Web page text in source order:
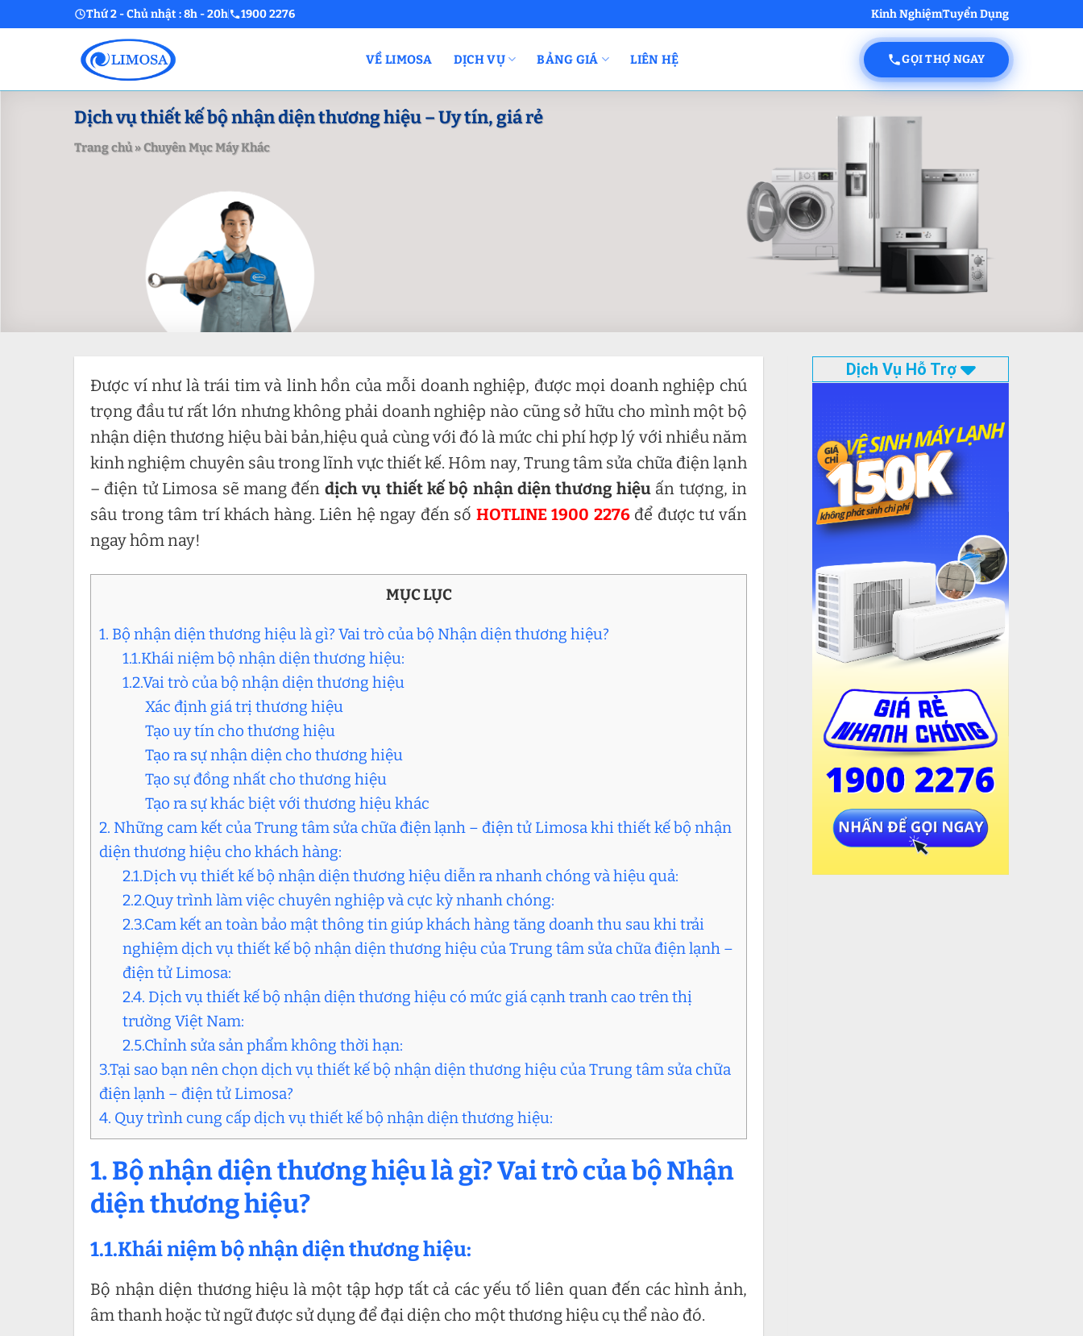
to
Thứ 2 - Chủ nhật : 8h - 20h 1900 2276 Kinh NghiệmTuyển Dụng
VỀ LIMOSA DỊCH VỤ BẢNG GIÁ LIÊN HỆ GỌI THỢ NGAY
Dịch vụ thiết kế bộ nhận diện thương hiệu – Uy tín, giá rẻ
Trang chủ»Chuyên Mục Máy Khác
Được ví như là trái tim và linh hồn của mỗi doanh nghiệp, được mọi doanh nghiệp chú
trọng đầu tư rất lớn nhưng không phải doanh nghiệp nào cũng sở hữu cho mình một bộ
nhận diện thương hiệu bài bản,hiệu quả cùng với đó là mức chi phí hợp lý với nhiều năm
kinh nghiệm chuyên sâu trong lĩnh vực thiết kế. Hôm nay, Trung tâm sửa chữa điện lạnh
– điện tử Limosa sẽ mang đến dịch vụ thiết kế bộ nhận diện thương hiệuấn tượng, in
sâu trong tâm trí khách hàng. Liên hệ ngay đến số HOTLINE 1900 2276để được tư vấn
ngay hôm nay!
MỤC LỤC
1. Bộ nhận diện thương hiệu là gì? Vai trò của bộ Nhận diện thương hiệu?
1.1.Khái niệm bộ nhận diện thương hiệu:
1.2.Vai trò của bộ nhận diện thương hiệu
Xác định giá trị thương hiệu
Tạo uy tín cho thương hiệu
Tạo ra sự nhận diện cho thương hiệu
Tạo sự đồng nhất cho thương hiệu
Tạo ra sự khác biệt với thương hiệu khác
2. Những cam kết của Trung tâm sửa chữa điện lạnh – điện tử Limosa khi thiết kế bộ nhận
diện thương hiệu cho khách hàng:
2.1.Dịch vụ thiết kế bộ nhận diện thương hiệu diễn ra nhanh chóng và hiệu quả:
2.2.Quy trình làm việc chuyên nghiệp và cực kỳ nhanh chóng:
2.3.Cam kết an toàn bảo mật thông tin giúp khách hàng tăng doanh thu sau khi trải
nghiệm dịch vụ thiết kế bộ nhận diện thương hiệu của Trung tâm sửa chữa điện lạnh –
điện tử Limosa:
2.4. Dịch vụ thiết kế bộ nhận diện thương hiệu có mức giá cạnh tranh cao trên thị
trường Việt Nam:
2.5.Chỉnh sửa sản phẩm không thời hạn:
3.Tại sao bạn nên chọn dịch vụ thiết kế bộ nhận diện thương hiệu của Trung tâm sửa chữa
điện lạnh – điện tử Limosa?
4. Quy trình cung cấp dịch vụ thiết kế bộ nhận diện thương hiệu:
1. Bộ nhận diện thương hiệu là gì? Vai trò của bộ Nhận
diện thương hiệu?
1.1.Khái niệm bộ nhận diện thương hiệu:
Bộ nhận diện thương hiệu là một tập hợp tất cả các yếu tố liên quan đến các hình ảnh,
âm thanh hoặc từ ngữ được sử dụng để đại diện cho một thương hiệu cụ thể nào đó.
Dịch Vụ Hỗ Trợ